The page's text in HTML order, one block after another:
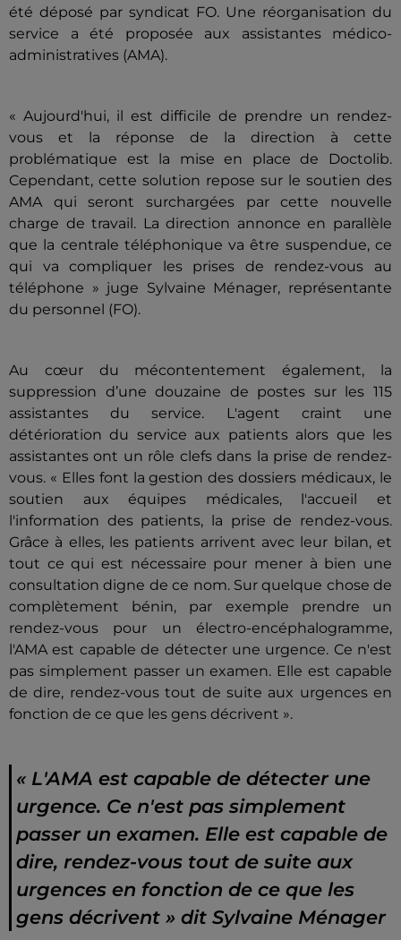
été déposé par syndicat FO. Une réorganisation du
service a été proposée aux assistantes médico-
administratives (AMA).
« Aujourd'hui, il est difficile de prendre un rendez-
vous et la réponse de la direction à cette
problématique est la mise en place de Doctolib.
Cependant, cette solution repose sur le soutien des
AMA qui seront surchargées par cette nouvelle
charge de travail. La direction annonce en parallèle
que la centrale téléphonique va être suspendue, ce
qui va compliquer les prises de rendez-vous au
téléphone » juge Sylvaine Ménager, représentante
du personnel (FO).
Au cœur du mécontentement également, la
suppression d’une douzaine de postes sur les 115
assistantes du service. L'agent craint une
détérioration du service aux patients alors que les
assistantes ont un rôle clefs dans la prise de rendez-
vous. « Elles font la gestion des dossiers médicaux, le
soutien aux équipes médicales, l'accueil et
l'information des patients, la prise de rendez-vous.
Grâce à elles, les patients arrivent avec leur bilan, et
tout ce qui est nécessaire pour mener à bien une
consultation digne de ce nom. Sur quelque chose de
complètement bénin, par exemple prendre un
rendez-vous pour un électro-encéphalogramme,
l'AMA est capable de détecter une urgence. Ce n'est
pas simplement passer un examen. Elle est capable
de dire, rendez-vous tout de suite aux urgences en
fonction de ce que les gens décrivent ».
« L'AMA est capable de détecter une
urgence. Ce n'est pas simplement
passer un examen. Elle est capable de
dire, rendez-vous tout de suite aux
urgences en fonction de ce que les
gens décrivent » dit Sylvaine Ménager